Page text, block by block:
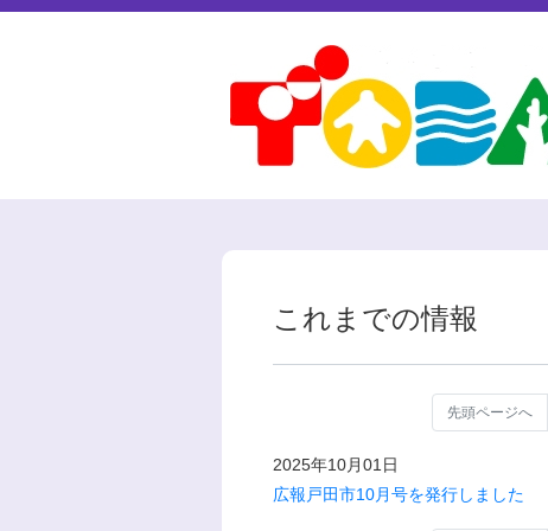
これまでの情報
先頭ページへ
2025年10月01日
広報戸田市10月号を発行しました